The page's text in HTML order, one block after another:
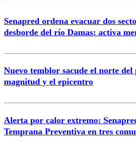
Correo
Senapred ordena evacuar dos
desborde del río Damas: activa
Nuevo temblor sacude el norte del
magnitud y el epicentro
Alerta por calor extremo:
Temprana Preventiva en tres